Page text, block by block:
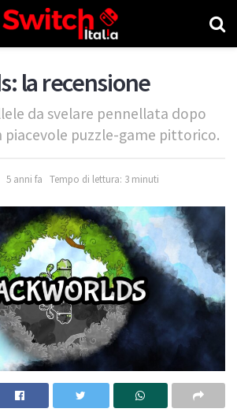
la recensione
da svelare pennellata dopo
piacevole puzzle-game pittorico.
5 anni fa Tempo di lettura: 3 minuti